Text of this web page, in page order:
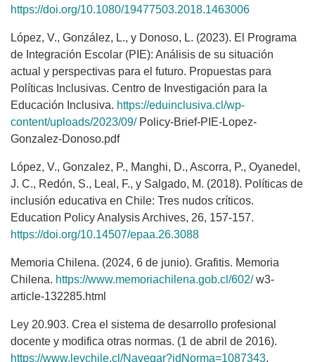
https://doi.org/10.1080/19477503.2018.1463006
López, V., González, L., y Donoso, L. (2023). El Programa
de Integración Escolar (PIE): Análisis de su situación
actual y perspectivas para el futuro. Propuestas para
Políticas Inclusivas. Centro de Investigación para la
Educación Inclusiva. https://eduinclusiva.cl/wp-
content/uploads/2023/09/Policy-Brief-PIE-Lopez-
Gonzalez-Donoso.pdf
López, V., Gonzalez, P., Manghi, D., Ascorra, P., Oyanedel,
J. C., Redón, S., Leal, F., y Salgado, M. (2018). Políticas de
inclusión educativa en Chile: Tres nudos críticos.
Education Policy Analysis Archives, 26, 157-157.
https://doi.org/10.14507/epaa.26.3088
Memoria Chilena. (2024, 6 de junio). Grafitis. Memoria
Chilena. https://www.memoriachilena.gob.cl/602/w3-
article-132285.html
Ley 20.903. Crea el sistema de desarrollo profesional
docente y modifica otras normas. (1 de abril de 2016).
https://www.leychile.cl/Navegar?idNorma=1087343.